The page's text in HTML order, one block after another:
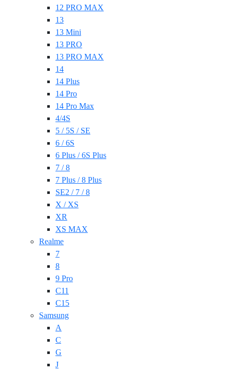
12 PRO MAX
13
13 Mini
13 PRO
13 PRO MAX
14
14 Plus
14 Pro
14 Pro Max
4/4S
5 / 5S / SE
6 / 6S
6 Plus / 6S Plus
7 / 8
7 Plus / 8 Plus
SE2 / 7 / 8
X / XS
XR
XS MAX
Realme
7
8
9 Pro
C11
C15
Samsung
A
C
G
J